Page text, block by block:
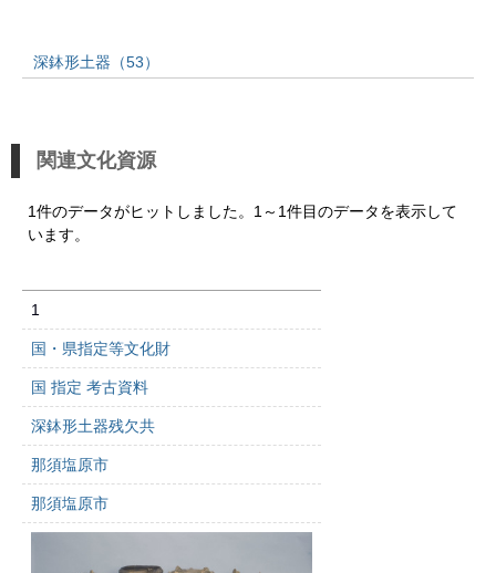
深鉢形土器（53）
関連文化資源
1件のデータがヒットしました。1～1件目のデータを表示して
います。
1
国・県指定等文化財
国 指定 考古資料
深鉢形土器残欠共
那須塩原市
那須塩原市